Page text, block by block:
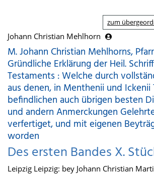
zum
Johann Christian Mehlhorn
M. Johann Christian Mehlhorns,
Gründliche Erklärung der Heil.
Testaments : Welche durch
aus denen, in Menthenii und Ickenii
befindlichen auch übrigen besten
und andern Anmerckungen
verfertiget, und mit eigenen
worden
Des ersten Bandes X.
Leipzig Leipzig: bey Johann Christian